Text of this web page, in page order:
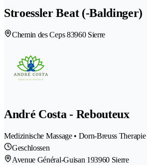
Stroessler Beat (-Baldinger)
Chemin des Ceps 83960 Sierre
André Costa - Rebouteux
Medizinische Massage • Dorn-Breuss
Geschlossen
Avenue Général-Guisan 193960 Sierre